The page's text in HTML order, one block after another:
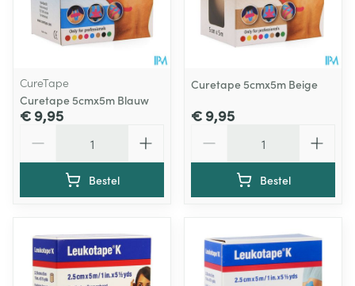
CureTape
Curetape 5cmx5m Blauw
€ 9,95
Bestel
Curetape 5cmx5m Beige
€ 9,95
Bestel